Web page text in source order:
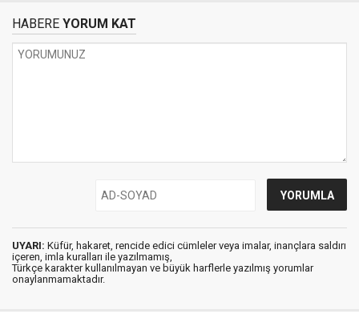
HABERE YORUM KAT
UYARI: Küfür, hakaret, rencide edici cümleler veya imalar, inançlara saldırı
içeren, imla kuralları ile yazılmamış,
Türkçe karakter kullanılmayan ve büyük harflerle yazılmış yorumlar
onaylanmamaktadır.